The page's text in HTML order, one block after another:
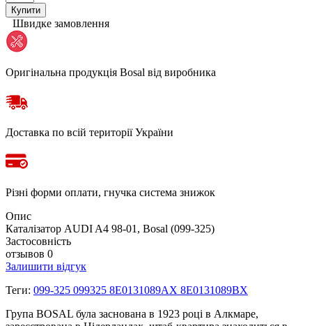
Купити
Швидке замовлення
Оригінальна продукція Bosal від виробника
Доставка по всій території України
Різні форми оплати, гнучка система знижок
Опис
Каталізатор AUDI A4 98-01, Bosal (099-325)
Застосовність
отзывов 0
Залишити відгук
Теги: 099-325 099325 8E0131089AX 8E0131089BX
Група BOSAL була заснована в 1923 році в Алкмаре,